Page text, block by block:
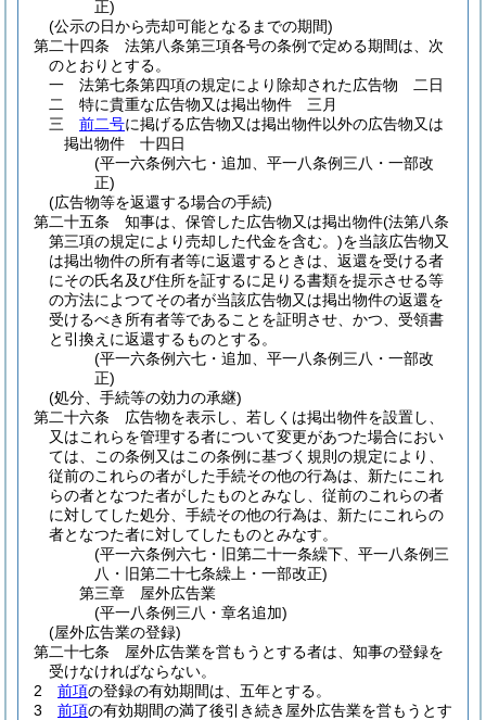
正)
(公示の日から売却可能となるまでの期間)
第二十四条
法第八条第三項各号の条例で定める期間は、次
のとおりとする。
一
法第七条第四項の規定により除却された広告物 二日
二
特に貴重な広告物又は掲出物件 三月
三
前二号に掲げる広告物又は掲出物件以外の広告物又は
掲出物件 十四日
(平一六条例六七・追加、平一八条例三八・一部改
正)
(広告物等を返還する場合の手続)
第二十五条
知事は、保管した広告物又は掲出物件(法第八条
第三項の規定により売却した代金を含む。)を当該広告物又
は掲出物件の所有者等に返還するときは、返還を受ける者
にその氏名及び住所を証するに足りる書類を提示させる等
の方法によつてその者が当該広告物又は掲出物件の返還を
受けるべき所有者等であることを証明させ、かつ、受領書
と引換えに返還するものとする。
(平一六条例六七・追加、平一八条例三八・一部改
正)
(処分、手続等の効力の承継)
第二十六条
広告物を表示し、若しくは掲出物件を設置し、
又はこれらを管理する者について変更があつた場合におい
ては、この条例又はこの条例に基づく規則の規定により、
従前のこれらの者がした手続その他の行為は、新たにこれ
らの者となつた者がしたものとみなし、従前のこれらの者
に対してした処分、手続その他の行為は、新たにこれらの
者となつた者に対してしたものとみなす。
(平一六条例六七・旧第二十一条繰下、平一八条例三
八・旧第二十七条繰上・一部改正)
第三章
屋外広告業
(平一八条例三八・章名追加)
(屋外広告業の登録)
第二十七条
屋外広告業を営もうとする者は、知事の登録を
受けなければならない。
2
前項の登録の有効期間は、五年とする。
3
前項の有効期間の満了後引き続き屋外広告業を営もうとす